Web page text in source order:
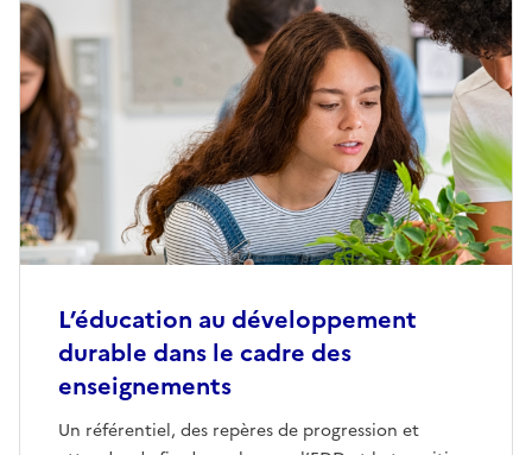
L’éducation au développement
durable dans le cadre des
enseignements
Un référentiel, des repères de progression et